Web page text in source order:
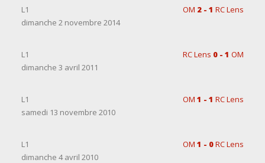
L1 OM 2 - 1 RC Lens
dimanche 2 novembre 2014
L1 RC Lens 0 - 1 OM
dimanche 3 avril 2011
L1 OM 1 - 1 RC Lens
samedi 13 novembre 2010
L1 OM 1 - 0RC Lens
dimanche 4 avril 2010